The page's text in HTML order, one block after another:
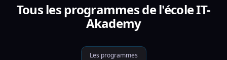
Tous les programmes de l'école IT-
Akademy
Les programmes